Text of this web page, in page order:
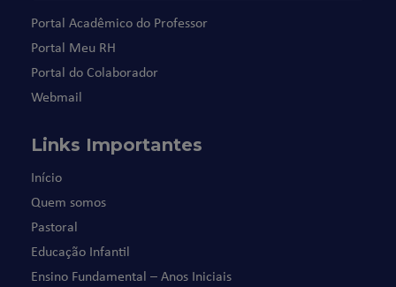
Portal Acadêmico do Professor
Portal Meu RH
Portal do Colaborador
Webmail
Links Importantes
Início
Quem somos
Pastoral
Educação Infantil
Ensino Fundamental – Anos Iniciais